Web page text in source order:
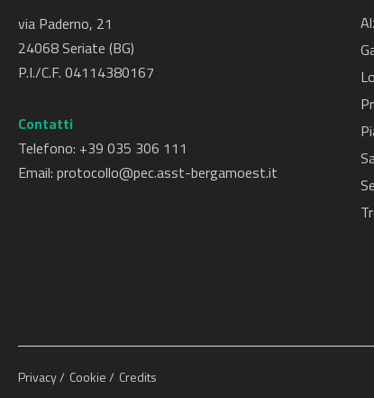
via Paderno, 21
24068 Seriate (BG)
P.I./C.F. 04114380167
Contatti
Telefono: +39 035 306 111
Email: protocollo@pec.asst-bergamoest.it
Privacy Cookie Credits